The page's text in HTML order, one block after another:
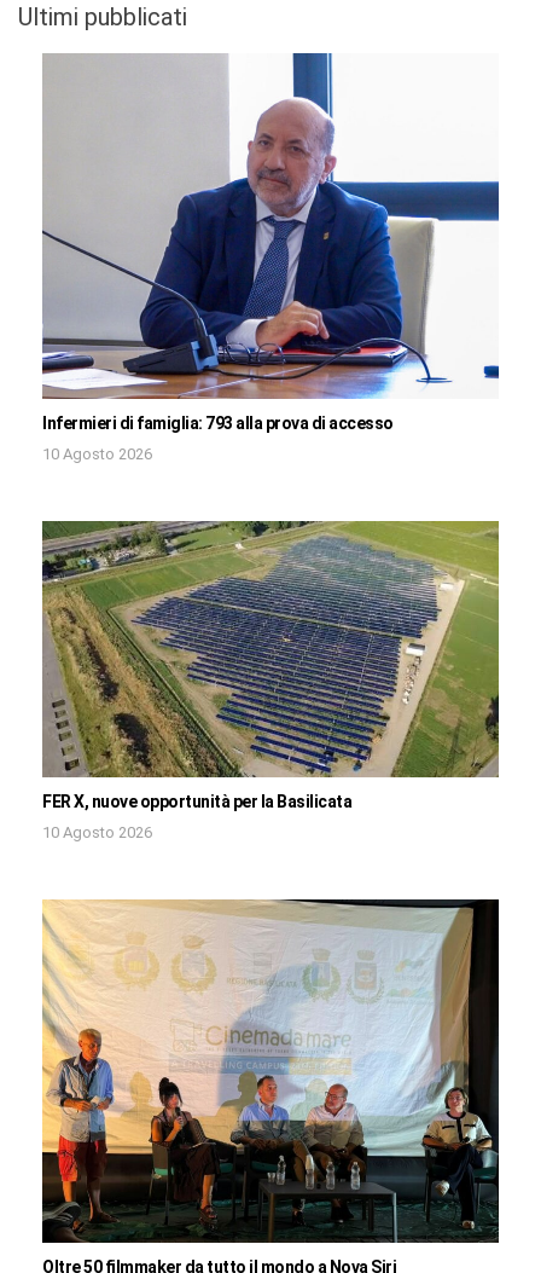
Ultimi pubblicati
Infermieri di famiglia: 793 alla prova di accesso
10 Agosto 2026
FER X, nuove opportunità per la Basilicata
10 Agosto 2026
Oltre 50 filmmaker da tutto il mondo a Nova Siri